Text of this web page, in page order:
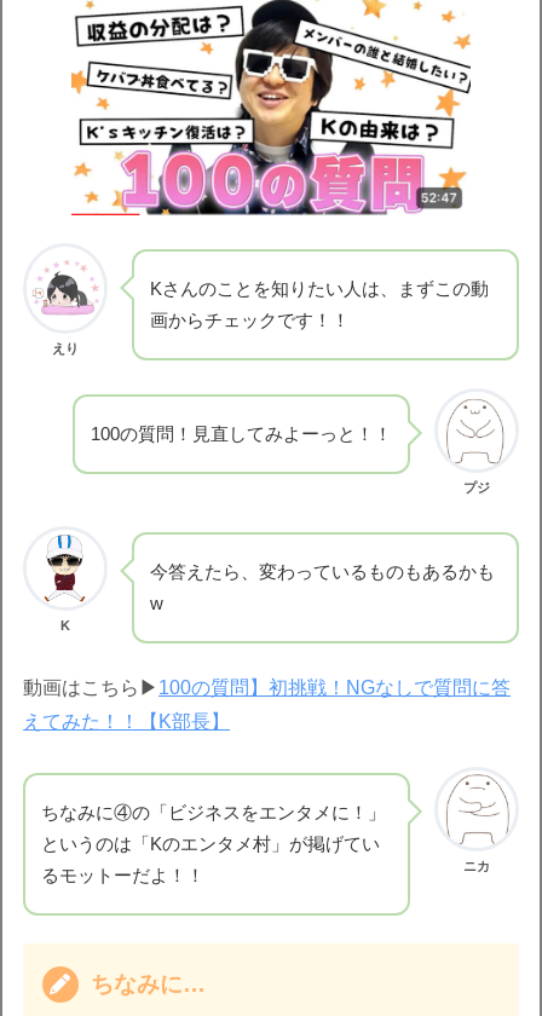
えり
Kさんのことを知りたい人は、まずこの動
画からチェックです！！
プジ
100の質問！見直してみよーっと！！
K
今答えたら、変わっているものもあるかも
w
動画はこちら▶︎ 100の質問】初挑戦！NGなしで質問に答
えてみた！！【K部長】
ニカ
ちなみに④の「ビジネスをエンタメに！」
というのは「Kのエンタメ村」が掲げてい
るモットーだよ！！
ちなみに…